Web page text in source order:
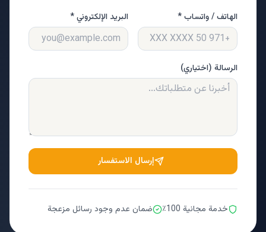
الهاتف / واتساب * البريد الإلكتروني *
الرسالة (اختياري)
إرسال الاستفسار
خدمة مجانية 100٪ ضمان عدم وجود رسائل مزعجة